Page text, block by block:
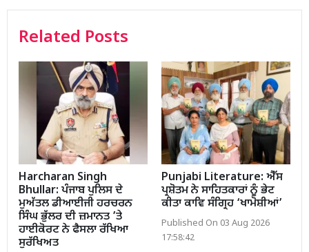
Related Posts
Harcharan Singh
Bhullar: ਪੰਜਾਬ ਪੁਲਿਸ ਦੇ
ਮੁਅੱਤਲ ਡੀਆਈਜੀ ਹਰਚਰਨ
ਸਿੰਘ ਭੁੱਲਰ ਦੀ ਜ਼ਮਾਨਤ ’ਤੇ
ਹਾਈਕੋਰਟ ਨੇ ਫੈਸਲਾ ਰੱਖਿਆ
ਸੁਰੱਖਿਅਤ
Punjabi Literature: ਐੱਸ
ਪ੍ਰਸ਼ੋਤਮ ਨੇ ਸਾਹਿਤਕਾਰਾਂ ਨੂੰ ਭੇਟ
ਕੀਤਾ ਕਾਵਿ ਸੰਗ੍ਰਿਹ ‘ਖਾਮੋਸ਼ੀਆਂ’
Published On 03 Aug 2026
17:58:42